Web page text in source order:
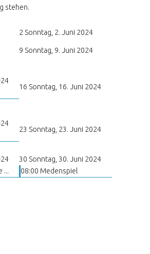
2 Sonntag, 2. Juni 2024
9 Sonntag, 9. Juni 2024
16 Sonntag, 16. Juni 2024
23 Sonntag, 23. Juni 2024
...
30 Sonntag, 30. Juni 2024
08:00 Medenspiel
stehen.